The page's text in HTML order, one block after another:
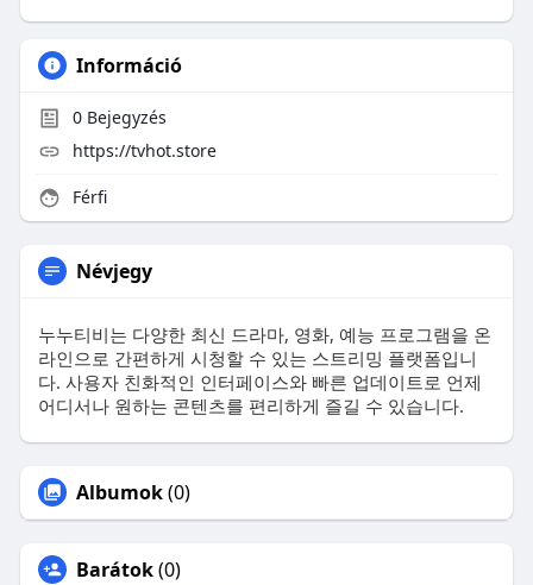
Információ
0Bejegyzés
https://tvhot.store
Férfi
Névjegy
누누티비는 다양한 최신 드라마, 영화, 예능 프로그램을 온
라인으로 간편하게 시청할 수 있는 스트리밍 플랫폼입니
다. 사용자 친화적인 인터페이스와 빠른 업데이트로 언제
어디서나 원하는 콘텐츠를 편리하게 즐길 수 있습니다.
Albumok(0)
Barátok(0)